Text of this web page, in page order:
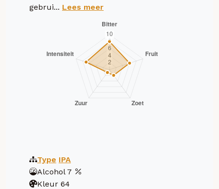
gebrui... Lees meer
Type IPA
Alcohol 7
Kleur 64